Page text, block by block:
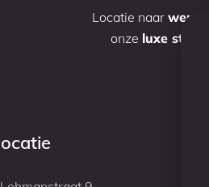
Locatie naar wens
onze luxe studio